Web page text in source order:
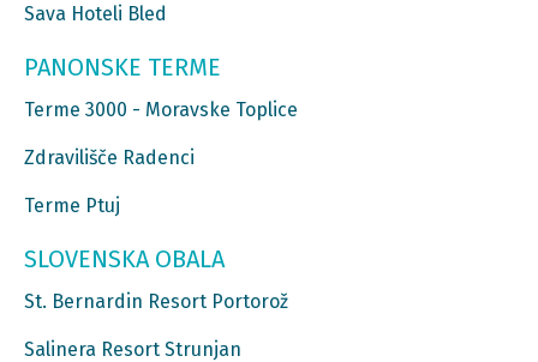
Sava Hoteli Bled
PANONSKE TERME
Terme 3000 - Moravske Toplice
Zdravilišče Radenci
Terme Ptuj
SLOVENSKA OBALA
St. Bernardin Resort Portorož
Salinera Resort Strunjan